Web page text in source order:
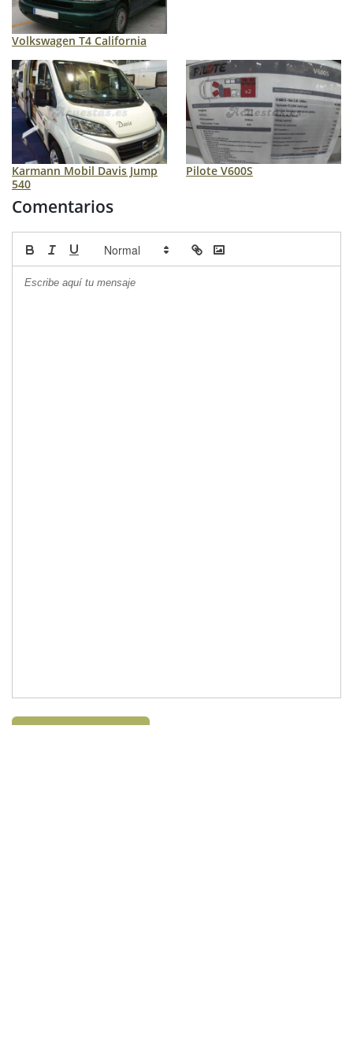
Volkswagen T4 California
Karmann Mobil Davis Jump
540
Pilote V600S
Comentarios